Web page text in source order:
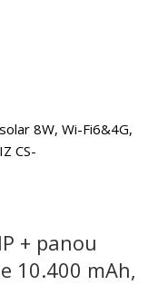
+ panou
10.400 mAh,